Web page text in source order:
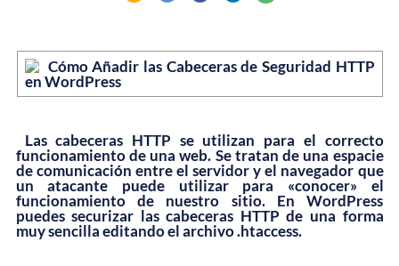
Las cabeceras HTTP se utilizan para el correcto
funcionamiento de una web. Se tratan de una espacie
de comunicación entre el servidor y el navegador que
un atacante puede utilizar para «conocer» el
funcionamiento de nuestro sitio. En WordPress
puedes securizar las cabeceras HTTP de una forma
muy sencilla editando el archivo .htaccess.